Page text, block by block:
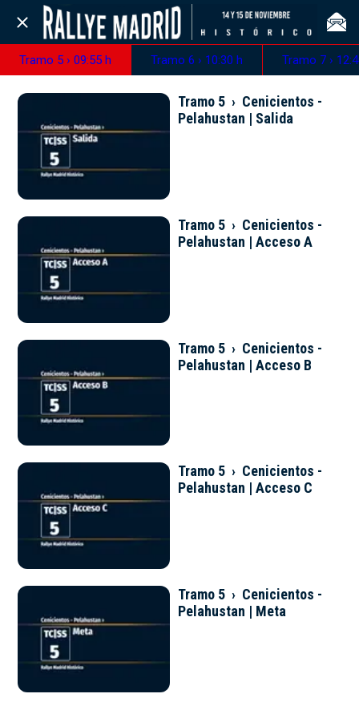
Tramo 5 › 09:55 h Tramo 6 › 10:30 h Tramo 7 ›
Tramo 5 › Cenicientos -
Pelahustan | Salida
Tramo 5 › Cenicientos -
Pelahustan | Acceso A
Tramo 5 › Cenicientos -
Pelahustan | Acceso B
Tramo 5 › Cenicientos -
Pelahustan | Acceso C
Tramo 5 › Cenicientos -
Pelahustan | Meta